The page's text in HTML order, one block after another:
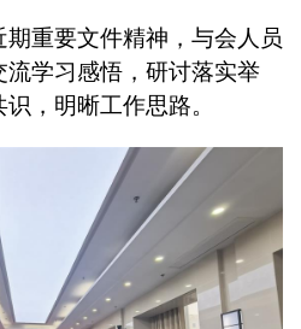
重要文件精神，与会人员
学习感悟，研讨落实举
，明晰工作思路。